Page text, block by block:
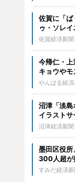
佐賀に「
ゥ・ソレ
佐賀経済新聞
今帰仁・
キョウや
やんばる経済
沼津「淡
イラスト
沼津経済新聞
墨田区役
300人超が
すみだ経済新